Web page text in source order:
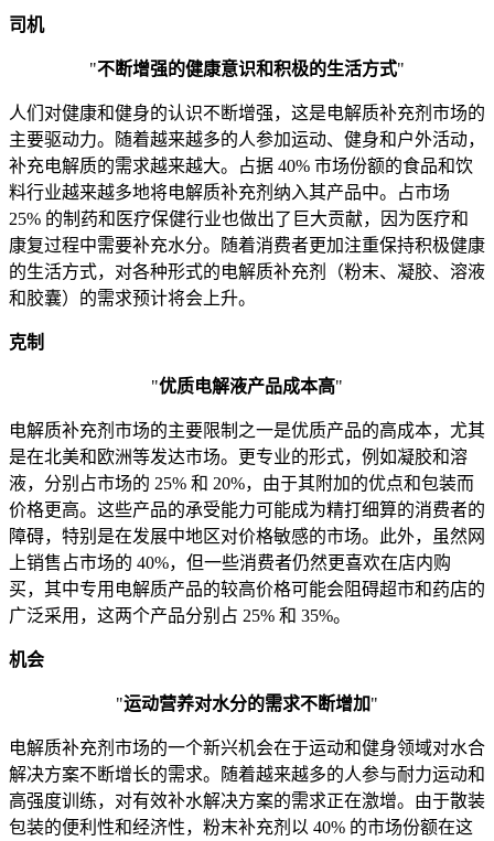
司机
"不断增强的健康意识和积极的生活方式"
人们对健康和健身的认识不断增强，这是电解质补充剂市场的
主要驱动力。随着越来越多的人参加运动、健身和户外活动，
补充电解质的需求越来越大。占据 40% 市场份额的食品和饮
料行业越来越多地将电解质补充剂纳入其产品中。占市场
25% 的制药和医疗保健行业也做出了巨大贡献，因为医疗和
康复过程中需要补充水分。随着消费者更加注重保持积极健康
的生活方式，对各种形式的电解质补充剂（粉末、凝胶、溶液
和胶囊）的需求预计将会上升。
克制
"优质电解液产品成本高"
电解质补充剂市场的主要限制之一是优质产品的高成本，尤其
是在北美和欧洲等发达市场。更专业的形式，例如凝胶和溶
液，分别占市场的 25% 和 20%，由于其附加的优点和包装而
价格更高。这些产品的承受能力可能成为精打细算的消费者的
障碍，特别是在发展中地区对价格敏感的市场。此外，虽然网
上销售占市场的 40%，但一些消费者仍然更喜欢在店内购
买，其中专用电解质产品的较高价格可能会阻碍超市和药店的
广泛采用，这两个产品分别占 25% 和 35%。
机会
"运动营养对水分的需求不断增加"
电解质补充剂市场的一个新兴机会在于运动和健身领域对水合
解决方案不断增长的需求。随着越来越多的人参与耐力运动和
高强度训练，对有效补水解决方案的需求正在激增。由于散装
包装的便利性和经济性，粉末补充剂以 40% 的市场份额在这